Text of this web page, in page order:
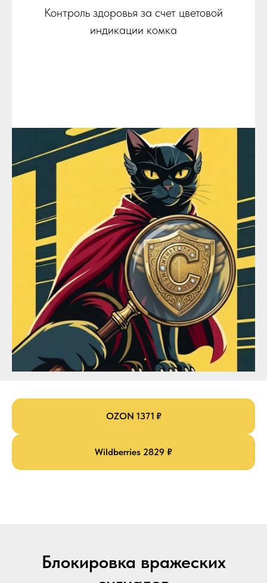
Контроль здоровья за счет цветовой
индикации комка
OZON 1371 ₽
Wildberries 2829 ₽
Блокировка вражеских